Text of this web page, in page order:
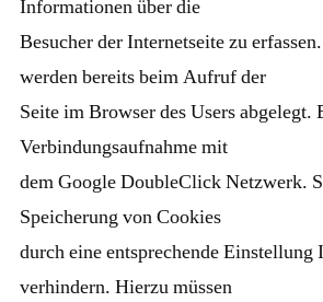
Informationen über die
Besucher der Internetseite zu
werden bereits beim Aufruf der
Seite im Browser des Users abgelegt.
Verbindungsaufnahme mit
dem Google DoubleClick Netzwerk.
Speicherung von Cookies
durch eine entsprechende Einstellung
verhindern. Hierzu müssen